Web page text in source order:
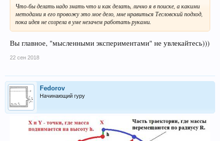
Что-бы делать надо знать что и как делать, лично я в поиске, а какими
методами я его провожу это мое дело, мне нравиться Тесловский подход,
пока идея не созрела в уме незачем работать руками.
Вы главное, "мысленными экспериментами" не увлекайтесь)))
22 сен 2018
Fedorov
Начинающий гуру